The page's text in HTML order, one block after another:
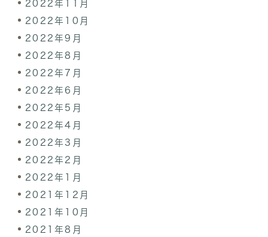
2022年11月
2022年10月
2022年9月
2022年8月
2022年7月
2022年6月
2022年5月
2022年4月
2022年3月
2022年2月
2022年1月
2021年12月
2021年10月
2021年8月